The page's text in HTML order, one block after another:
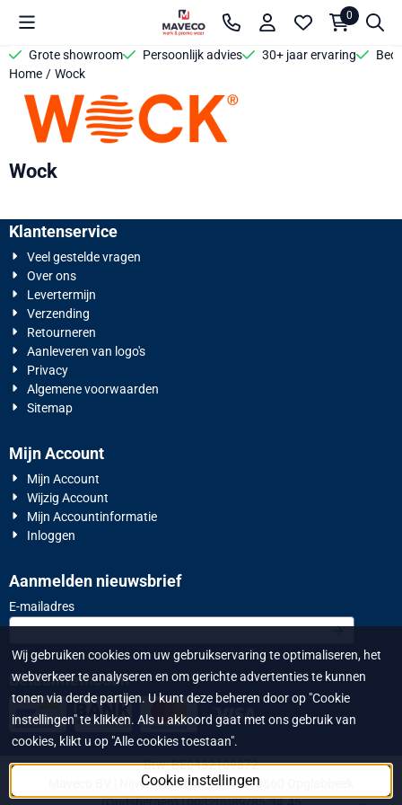
Cookievoorkeuren zijn beschikbaar. Kies instellingen of sta alle
0
Grote showroom Persoonlijk advies 30+ jaar ervaring
Home / Wock
Wock
Klantenservice
Veel gestelde vragen
Over ons
Levertermijn
Verzending
Retourneren
Aanleveren van logo's
Privacy
Algemene voorwaarden
Sitemap
Mijn Account
Mijn Account
Wijzig Account
Mijn Accountinformatie
Inloggen
Aanmelden nieuwsbrief
E-mailadresVul je e-mailadres in voor de nieuwsbrief
Betaalmethoden
Btw: BE0452109872
Maveco BV | Nijverheidslaan 1573 | B-3660 Opglabbeek
Wij gebruiken cookies om uw gebruikservaring te optimaliseren, het
webverkeer te analyseren en om gerichte advertenties te kunnen
tonen via derde partijen. U kunt deze beheren door op "Cookie
instellingen" te klikken. Als u akkoord gaat met ons gebruik van
cookies, klikt u op "Alle cookies toestaan".
Cookie instellingen